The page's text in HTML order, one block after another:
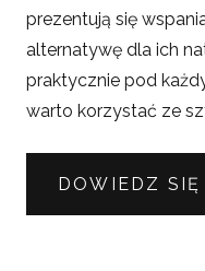
prezentują się
alternatywę dla ich
praktycznie pod
warto korzystać ze
DOWIEDZ SIĘ